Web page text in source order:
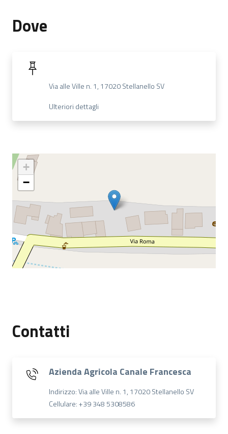
Dove
Via alle Ville n. 1, 17020 Stellanello SV
Ulteriori dettagli
+
−
Contatti
Azienda Agricola Canale Francesca
Indirizzo: Via alle Ville n. 1, 17020 Stellanello SV
Cellulare: +39 348 5308586